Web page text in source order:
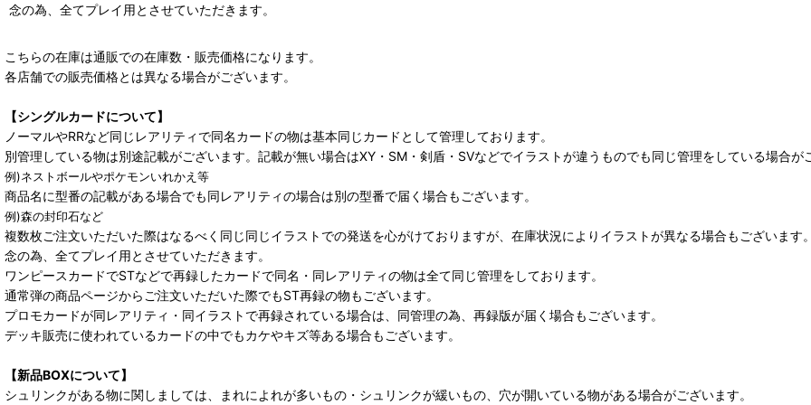
念の為、全てプレイ用とさせていただきます。
こちらの在庫は通販での在庫数・販売価格になります。
各店舗での販売価格とは異なる場合がございます。
【シングルカードについて】
ノーマルやRRなど同じレアリティで同名カードの物は基本同じカードとして管理しております。
別管理している物は別途記載がございます。記載が無い場合はXY・SM・剣盾・SVなどでイラストが違うものでも同じ管理をしている場合が
例)ネストボールやポケモンいれかえ等
商品名に型番の記載がある場合でも同レアリティの場合は別の型番で届く場合もございます。
例)森の封印石など
複数枚ご注文いただいた際はなるべく同じ同じイラストでの発送を心がけておりますが、在庫状況によりイラストが異なる場合もございます。
念の為、全てプレイ用とさせていただきます。
ワンピースカードでSTなどで再録したカードで同名・同レアリティの物は全て同じ管理をしております。
通常弾の商品ページからご注文いただいた際でもST再録の物もございます。
プロモカードが同レアリティ・同イラストで再録されている場合は、同管理の為、再録版が届く場合もございます。
デッキ販売に使われているカードの中でもカケやキズ等ある場合もございます。
【新品BOXについて】
シュリンクがある物に関しましては、まれによれが多いもの・シュリンクが緩いもの、穴が開いている物がある場合がございます。